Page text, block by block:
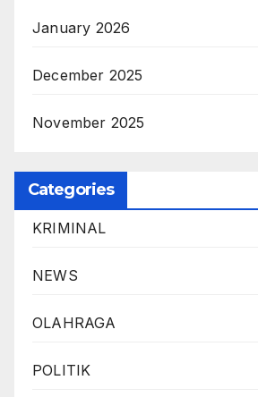
January 2026
December 2025
November 2025
Categories
KRIMINAL
NEWS
OLAHRAGA
POLITIK